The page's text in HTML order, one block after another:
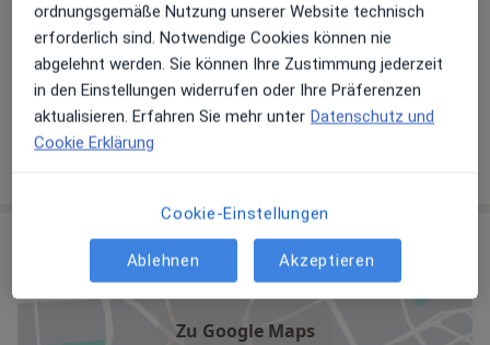
Franz Lang
Zu Google Maps
ordnungsgemäße Nutzung unserer Website technisch
erforderlich sind. Notwendige Cookies können nie
abgelehnt werden. Sie können Ihre Zustimmung jederzeit
in den Einstellungen widerrufen oder Ihre Präferenzen
aktualisieren. Erfahren Sie mehr unter Datenschutz und
Cookie Erklärung
Cookie-Einstellungen
Ablehnen Akzeptieren